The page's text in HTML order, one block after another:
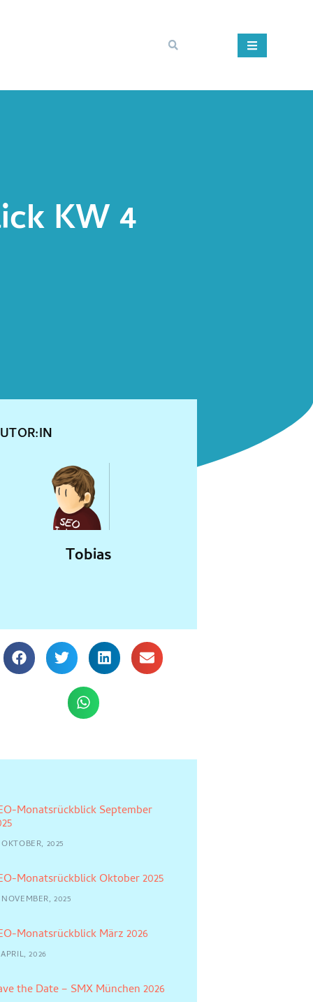
KW 4
Tobias
Monatsrückblick September
2025
Monatsrückblick Oktober 2025
2025
Monatsrückblick März 2026
2026
the Date – SMX München 2026